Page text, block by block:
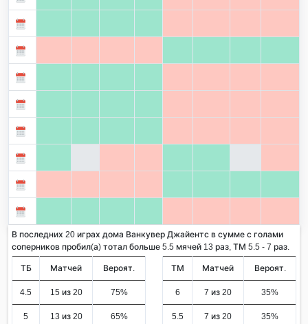
В последних 20 играх дома Ванкувер Джайентс в сумме с голами
соперников пробил(а) тотал больше 5.5 мячей 13 раз, ТМ 5.5 - 7 раз.
ТБ Матчей Вероят.
4.5 15 из 20 75%
5 13 из 20 65%
ТМ Матчей Вероят.
6 7 из 20 35%
5.5 7 из 20 35%